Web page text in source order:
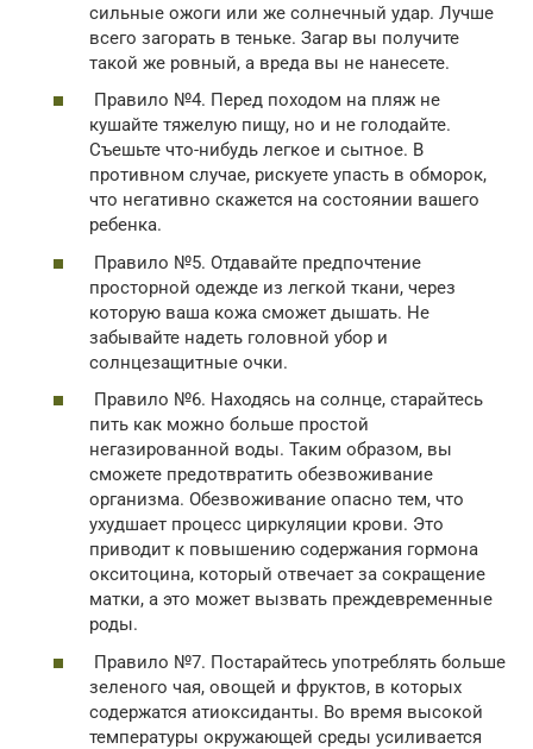
сильные ожоги или же солнечный удар. Лучше
всего загорать в теньке. Загар вы получите
такой же ровный, а вреда вы не нанесете.
Правило №4. Перед походом на пляж не
кушайте тяжелую пищу, но и не голодайте.
Съешьте что-нибудь легкое и сытное. В
противном случае, рискуете упасть в обморок,
что негативно скажется на состоянии вашего
ребенка.
Правило №5. Отдавайте предпочтение
просторной одежде из легкой ткани, через
которую ваша кожа сможет дышать. Не
забывайте надеть головной убор и
солнцезащитные очки.
Правило №6. Находясь на солнце, старайтесь
пить как можно больше простой
негазированной воды. Таким образом, вы
сможете предотвратить обезвоживание
организма. Обезвоживание опасно тем, что
ухудшает процесс циркуляции крови. Это
приводит к повышению содержания гормона
окситоцина, который отвечает за сокращение
матки, а это может вызвать преждевременные
роды.
Правило №7. Постарайтесь употреблять больше
зеленого чая, овощей и фруктов, в которых
содержатся атиоксиданты. Во время высокой
температуры окружающей среды усиливается